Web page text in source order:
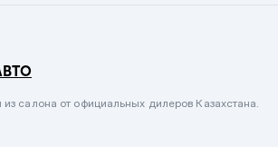
металлик
салона от официальных дилеров Казахстана.